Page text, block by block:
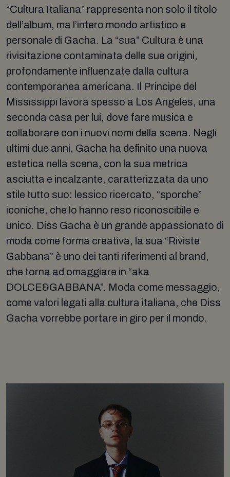
“Cultura Italiana” rappresenta non solo il titolo
dell’album, ma l’intero mondo artistico e
personale di Gacha. La “sua” Cultura è una
rivisitazione contaminata delle sue origini,
profondamente influenzate dalla cultura
contemporanea americana. Il Principe del
Mississippi lavora spesso a Los Angeles, una
seconda casa per lui, dove fare musica e
collaborare con i nuovi nomi della scena. Negli
ultimi due anni, Gacha ha definito una nuova
estetica nella scena, con la sua metrica
asciutta e incalzante, caratterizzata da uno
stile tutto suo: lessico ricercato, “sporche”
iconiche, che lo hanno reso riconoscibile e
unico. Diss Gacha è un grande appassionato di
moda come forma creativa, la sua “Riviste
Gabbana” è uno dei tanti riferimenti al brand,
che torna ad omaggiare in “aka
DOLCE&GABBANA”. Moda come messaggio,
come valori legati alla cultura italiana, che Diss
Gacha vorrebbe portare in giro per il mondo.